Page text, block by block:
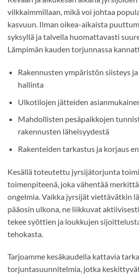
vilkkaimmillaan, mikä voi johtaa
kasvuun. Ilman oikea-aikaista
syksyllä ja talvella huomattavasti
Lämpimän kauden torjunnassa
Rakennusten ympäristön siisteys
hallinta
Ulkotilojen jätteiden
Mahdollisten pesäpaikkojen
rakennusten läheisyydestä
Rakenteiden tarkastus ja korjaus
Kesällä toteutettu jyrsijätorjunta
toimenpiteenä, joka vähentää
ongelmia. Vaikka jyrsijät viettävätkin
pääosin ulkona, ne liikkuvat
tekee syöttien ja loukkujen
tehokasta.
Tarjoamme kesäkaudella kattavia
torjuntasuunnitelmia, jotka